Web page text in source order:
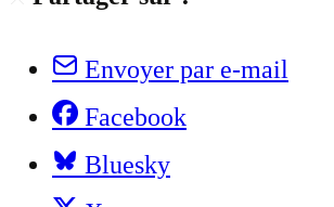
Envoyer par e-mail
Facebook
Bluesky